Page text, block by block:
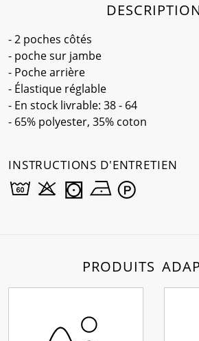
- 2 poches côtés
- poche sur jambe
- Poche arrière
- Élastique réglable
- En stock livrable: 38 - 64
- 65% polyester, 35% coton
INSTRUCTIONS D'ENTRETIEN
PRODUITS